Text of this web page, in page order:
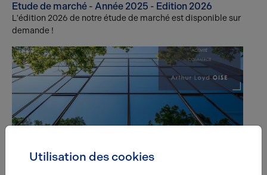
Etude de marché - Année 2025 - Edition 2026
L'édition 2026 de notre étude de marché est disponible sur
demande !
Utilisation des cookies